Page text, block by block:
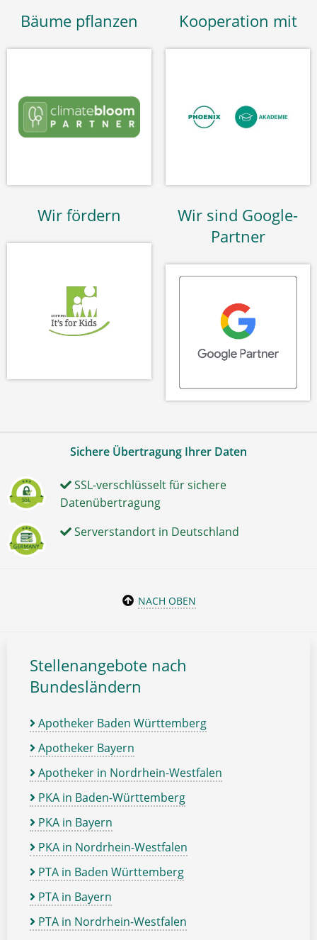
Bäume pflanzen Kooperation mit
Wir fördern
Wir sind Google-
Partner
Sichere Übertragung Ihrer Daten
SSL-verschlüsselt für sichere
Datenübertragung
Serverstandort in Deutschland
NACH OBEN
Stellenangebote nach
Bundesländern
Apotheker Baden Württemberg
Apotheker Bayern
Apotheker in Nordrhein-Westfalen
PKA in Baden-Württemberg
PKA in Bayern
PKA in Nordrhein-Westfalen
PTA in Baden Württemberg
PTA in Bayern
PTA in Nordrhein-Westfalen